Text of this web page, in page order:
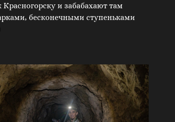
и забабахают там
бесконечными ступеньками